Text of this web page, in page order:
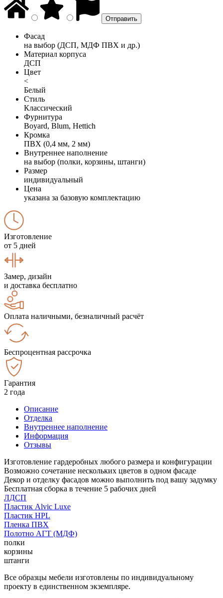
Фасад
на выбор (ДСП, МДФ ПВХ и др.)
Материал корпуса
ДСП
Цвет
<
Белый
Стиль
Классический
Фурнитура
Boyard, Blum, Hettich
Кромка
ПВХ (0,4 мм, 2 мм)
Внутреннее наполнение
на выбор (полки, корзины, штанги)
Размер
индивидуальный
Цена
указана за базовую комплектацию
Изготовление
от 5 дней
Замер, дизайн
и доставка бесплатно
Оплата наличными, безналичный расчёт
Беспроцентная рассрочка
Гарантия
2 года
Описание
Отделка
Внутреннее наполнение
Информация
Отзывы
Изготовление гардеробных любого размера и конфигурации
Возможно сочетание нескольких цветов в одном фасаде
Декор и отделку фасадов можно выполнить под вашу задумку
Бесплатная сборка в течение 5 рабочих дней
ЛДСП
Пластик Alvic Luxe
Пластик HPL
Пленка ПВХ
Полотно АГТ (МДФ)
полки
корзины
штанги
Все образцы мебели изготовлены по индивидуальному
проекту в единственном экземпляре.